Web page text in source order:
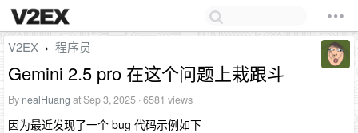
V2EX › 程序员
Gemini 2.5 pro 在这个问题上栽跟斗
By nealHuang at Sep 3, 2025 · 6581 views
因为最近发现了一个 bug 代码示例如下